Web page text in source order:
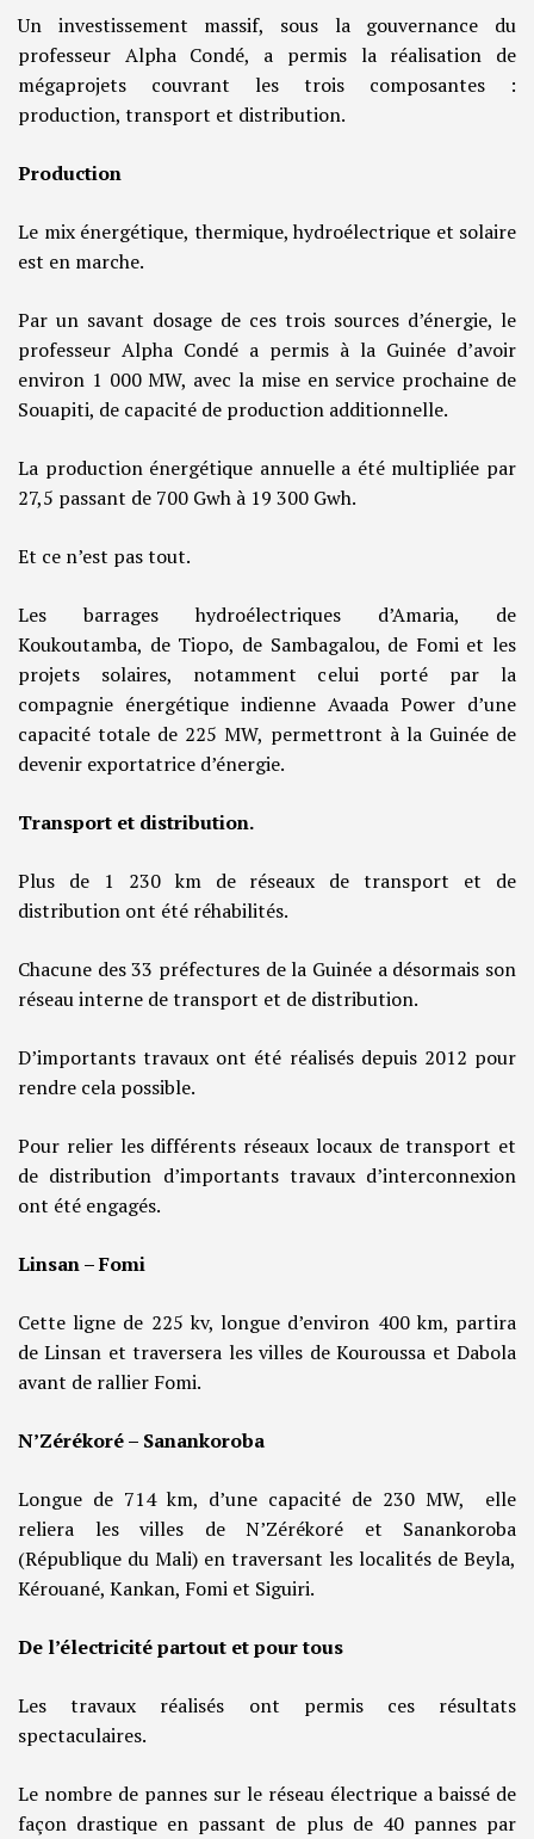
Un investissement massif, sous la gouvernance du
professeur Alpha Condé, a permis la réalisation de
mégaprojets couvrant les trois composantes :
production, transport et distribution.
Production
Le mix énergétique, thermique, hydroélectrique et solaire
est en marche.
Par un savant dosage de ces trois sources d’énergie, le
professeur Alpha Condé a permis à la Guinée d’avoir
environ 1 000 MW, avec la mise en service prochaine de
Souapiti, de capacité de production additionnelle.
La production énergétique annuelle a été multipliée par
27,5 passant de 700 Gwh à 19 300 Gwh.
Et ce n’est pas tout.
Les barrages hydroélectriques d’Amaria, de
Koukoutamba, de Tiopo, de Sambagalou, de Fomi et les
projets solaires, notamment celui porté par la
compagnie énergétique indienne Avaada Power d’une
capacité totale de 225 MW, permettront à la Guinée de
devenir exportatrice d’énergie.
Transport et distribution.
Plus de 1 230 km de réseaux de transport et de
distribution ont été réhabilités.
Chacune des 33 préfectures de la Guinée a désormais son
réseau interne de transport et de distribution.
D’importants travaux ont été réalisés depuis 2012 pour
rendre cela possible.
Pour relier les différents réseaux locaux de transport et
de distribution d’importants travaux d’interconnexion
ont été engagés.
Linsan – Fomi
Cette ligne de 225 kv, longue d’environ 400 km, partira
de Linsan et traversera les villes de Kouroussa et Dabola
avant de rallier Fomi.
N’Zérékoré – Sanankoroba
Longue de 714 km, d’une capacité de 230 MW, elle
reliera les villes de N’Zérékoré et Sanankoroba
(République du Mali) en traversant les localités de Beyla,
Kérouané, Kankan, Fomi et Siguiri.
De l’électricité partout et pour tous
Les travaux réalisés ont permis ces résultats
spectaculaires.
Le nombre de pannes sur le réseau électrique a baissé de
façon drastique en passant de plus de 40 pannes par